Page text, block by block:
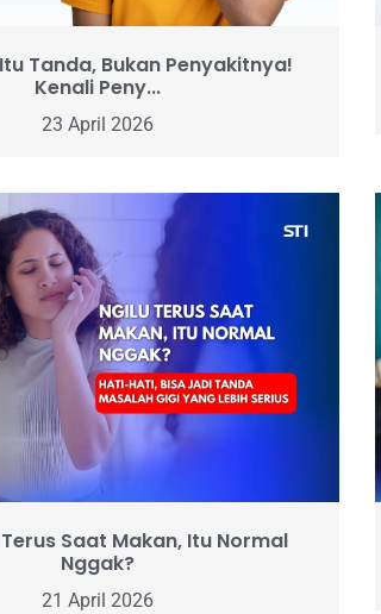
Tanda, Bukan Penyakitnya!
Kenali Peny...
23 April 2026
Saat Makan, Itu Normal
Nggak?
21 April 2026